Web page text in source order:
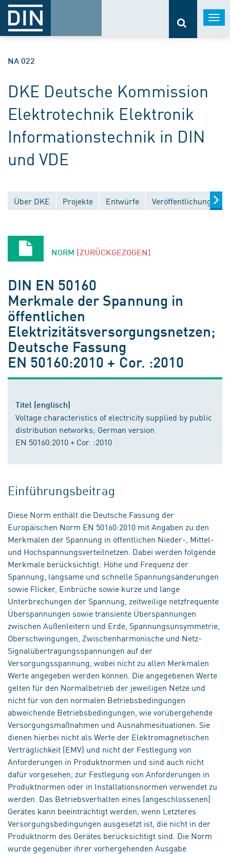
NA 022
DKE Deutsche Kommission
Elektrotechnik Elektronik
Informationstechnik in DIN
und VDE
Über DKE Projekte Entwürfe Veröffentlichungen
NORM [ZURÜCKGEZOGEN]
DIN EN 50160
Merkmale der Spannung in
öffentlichen
Elektrizitätsversorgungsnetzen;
Deutsche Fassung
EN 50160:2010 + Cor. :2010
Titel (englisch)
Voltage characteristics of electricity supplied by public
distribution networks; German version
EN 50160:2010 + Cor. :2010
Einführungsbeitrag
Diese Norm enthält die Deutsche Fassung der
Europäischen Norm EN 50160:2010 mit Angaben zu den
Merkmalen der Spannung in öffentlichen Nieder-, Mittel-
und Hochspannungsverteilnetzen. Dabei werden folgende
Merkmale berücksichtigt: Höhe und Frequenz der
Spannung, langsame und schnelle Spannungsänderungen
sowie Flicker, Einbrüche sowie kurze und lange
Unterbrechungen der Spannung, zeitweilige netzfrequente
Überspannungen sowie transiente Überspannungen
zwischen Außenleitern und Erde, Spannungsunsymmetrie,
Oberschwingungen, Zwischenharmonische und Netz-
Signalübertragungsspannungen auf der
Versorgungsspannung, wobei nicht zu allen Merkmalen
Werte angegeben werden können. Die angegebenen Werte
gelten für den Normalbetrieb der jeweiligen Netze und
nicht für von den normalen Betriebsbedingungen
abweichende Betriebsbedingungen, wie vorübergehende
Versorgungsmaßnahmen und Ausnahmesituationen. Sie
dienen hierbei nicht als Werte der Elektromagnetischen
Verträglichkeit (EMV) und nicht der Festlegung von
Anforderungen in Produktnormen und sind auch nicht
dafür vorgesehen, zur Festlegung von Anforderungen in
Produktnormen oder in Installationsnormen verwendet zu
werden. Das Betriebsverhalten eines (angeschlossenen)
Gerätes kann beeinträchtigt werden, wenn Letzteres
Versorgungsbedingungen ausgesetzt ist, die nicht in der
Produktnorm des Gerätes berücksichtigt sind. Die Norm
wurde gegenüber ihrer vorhergehenden Ausgabe